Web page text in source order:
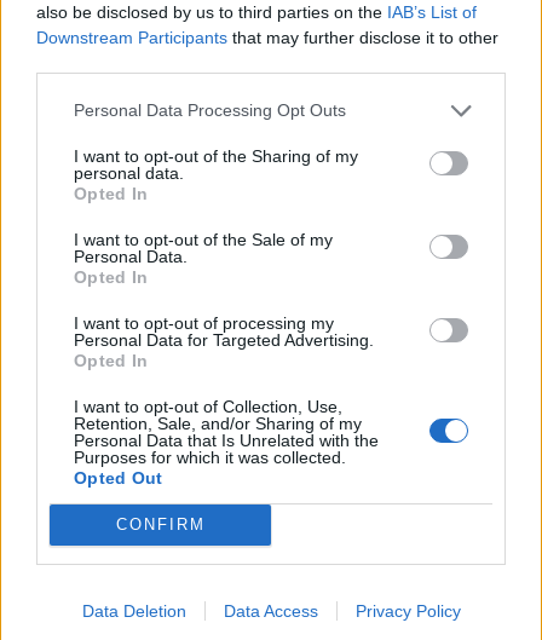
also be disclosed by us to third parties on the IAB’s List of
Downstream Participants that may further disclose it to other
Personal Data Processing Opt Outs
I want to opt-out of the Sharing of my
personal data.
Opted In
I want to opt-out of the Sale of my
Personal Data.
Opted In
I want to opt-out of processing my
Personal Data for Targeted Advertising.
Opted In
I want to opt-out of Collection, Use,
Retention, Sale, and/or Sharing of my
Personal Data that Is Unrelated with the
Purposes for which it was collected.
Opted Out
CONFIRM
Data Deletion Data Access Privacy Policy
Muy chulo
Responder
ruedix
Publicado 21 de Enero del 2011
Mola, pero es un Porsche 911...
Responder
yayaTT
Publicado
ruedix dijo:
Mola, pero es un Porsche 911...